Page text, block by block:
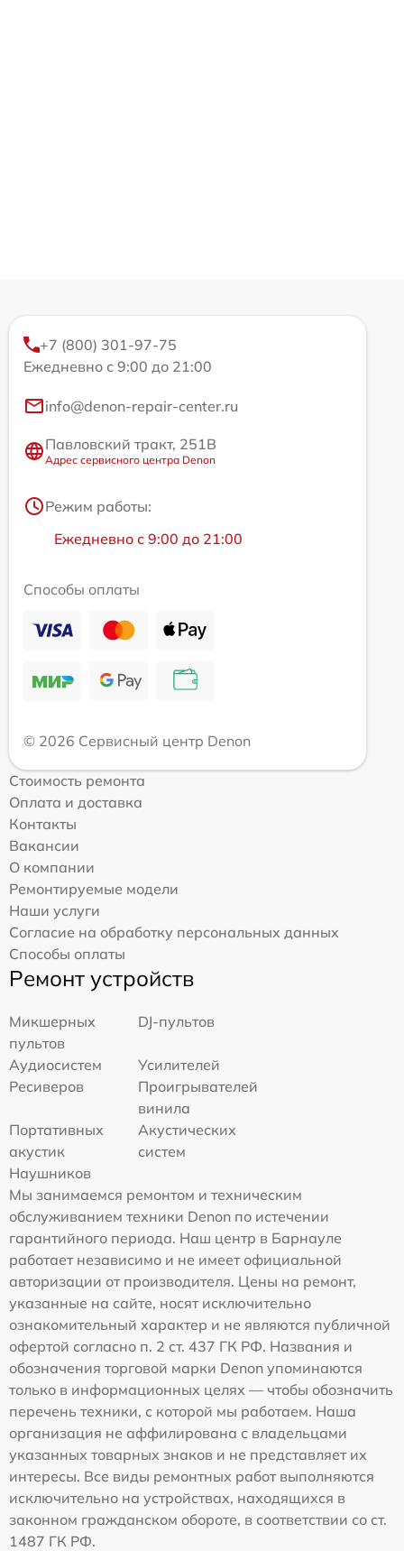
+7 (800) 301-97-75
Ежедневно с 9:00 до 21:00
info@denon-repair-center.ru
Павловский тракт, 251В
Адрес сервисного центра Denon
Режим работы:
Ежедневно с 9:00 до 21:00
Способы оплаты
© 2026 Сервисный центр Denon
Стоимость ремонта
Оплата и доставка
Контакты
Вакансии
О компании
Ремонтируемые модели
Наши услуги
Согласие на обработку персональных данных
Способы оплаты
Ремонт устройств
Микшерных
пультов
DJ-пультов
Аудиосистем
Усилителей
Ресиверов
Проигрывателей
винила
Портативных
акустик
Акустических
систем
Наушников
Мы занимаемся ремонтом и техническим
обслуживанием техники Denon по истечении
гарантийного периода. Наш центр в Барнауле
работает независимо и не имеет официальной
авторизации от производителя. Цены на ремонт,
указанные на сайте, носят исключительно
ознакомительный характер и не являются публичной
офертой согласно п. 2 ст. 437 ГК РФ. Названия и
обозначения торговой марки Denon упоминаются
только в информационных целях — чтобы обозначить
перечень техники, с которой мы работаем. Наша
организация не аффилирована с владельцами
указанных товарных знаков и не представляет их
интересы. Все виды ремонтных работ выполняются
исключительно на устройствах, находящихся в
законном гражданском обороте, в соответствии со ст.
1487 ГК РФ.